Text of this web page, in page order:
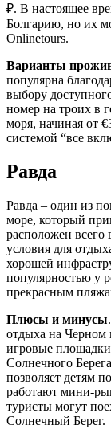
₽. В настоящее
Болгарию, но их
Onlinetours.
Варианты
популярна
выбору
номер на троих в
моря, начиная от
системой “все
Равда
Равда – один из
море, который
расположен всего
условия для
хорошей
популярностью у
прекрасным
Плюсы и минусы
отдыха на Черном
игровые площадки
Солнечного
позволяет детям
работают мини-
туристы могут
Солнечный Берег.